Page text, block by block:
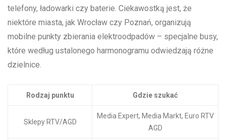
⁢telefony, ładowarki czy baterie.‌ Ciekawostką jest, że
niektóre miasta, jak Wrocław czy Poznań, organizują
mobilne punkty​ zbierania elektroodpadów – ‍specjalne busy,
które według ustalonego harmonogramu odwiedzają różne
⁤dzielnice.
Rodzaj punktu Gdzie szukać
Sklepy RTV/AGD
Media ‌Expert, Media Markt,⁣ Euro RTV
AGD